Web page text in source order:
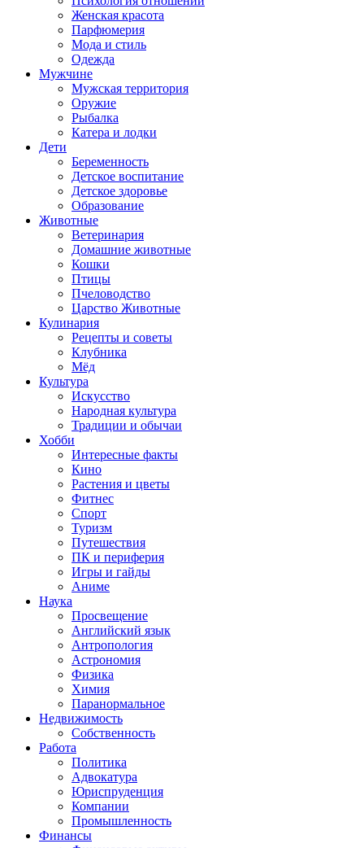
Женская красота
Парфюмерия
Мода и стиль
Одежда
Мужчине
Мужская территория
Оружие
Рыбалка
Катера и лодки
Дети
Беременность
Детское воспитание
Детское здоровье
Образование
Животные
Ветеринария
Домашние животные
Кошки
Птицы
Пчеловодство
Царство Животные
Кулинария
Рецепты и советы
Клубника
Мёд
Культура
Искусство
Народная культура
Традиции и обычаи
Хобби
Интересные факты
Кино
Растения и цветы
Фитнес
Спорт
Туризм
Путешествия
ПК и периферия
Игры и гайды
Аниме
Наука
Просвещение
Английский язык
Антропология
Астрономия
Физика
Химия
Паранормальное
Недвижимость
Собственность
Работа
Политика
Адвокатура
Юриспруденция
Компании
Промышленность
Финансы